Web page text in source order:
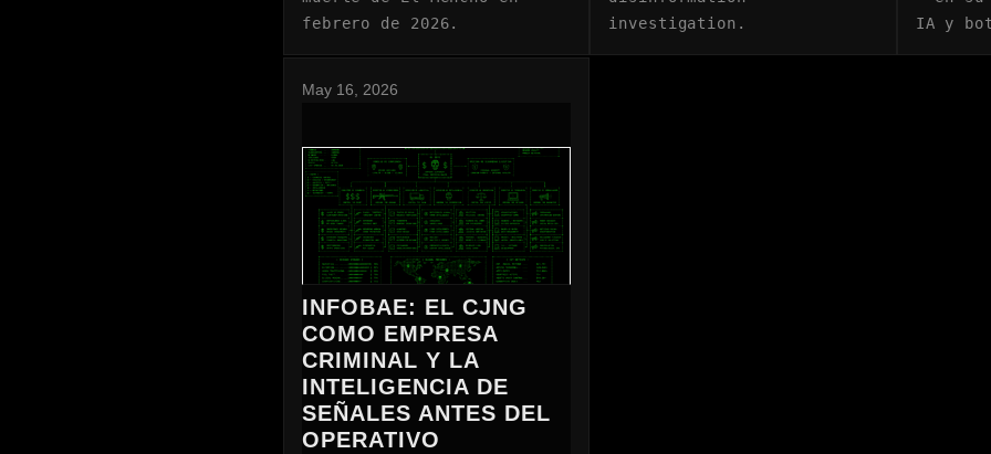
febrero de 2026.
investigation.
IA y
May 16, 2026
INFOBAE: EL CJNG
COMO EMPRESA
CRIMINAL Y LA
INTELIGENCIA DE
SEÑALES ANTES DEL
OPERATIVO